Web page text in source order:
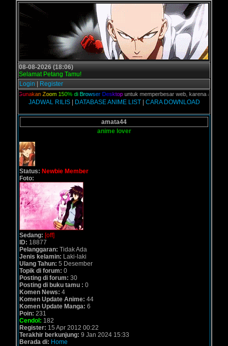
08-08-2026 (18:06)
Selamat Petang Tamu!
Login
Register
unakan Zoom 15 0% di Br owser Desktopuntuk memperbesar web, karena aslinya
JADWAL RILIS| DATABASE ANIME LIST| CARA DOWNLOAD
amata44
anime lover
Status: Newbie Member
Foto:
Sedang: [off]
ID: 18877
Pelanggaran: Tidak Ada
Jenis kelamin: Laki-laki
Ulang Tahun: 5 Desember
Topik di forum: 0
Posting di forum: 30
Posting di buku tamu : 0
Komen News: 4
Komen Update Anime: 44
Komen Update Manga: 6
Poin: 231
Cendol: 182
Register: 15 Apr 2012 00:22
Terakhir berkunjung: 9 Jan 2024 15:33
Berada di: Home